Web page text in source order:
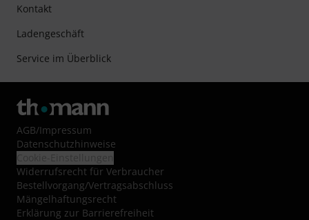
Kontakt
Ladengeschäft
Service im Überblick
AGB/Impressum
Datenschutzhinweise
Widerrufsrecht für Verbraucher
Bestellvorgang/Vertragsabschluss
Mängelhaftungsrecht
Erklärung zur Barrierefreiheit